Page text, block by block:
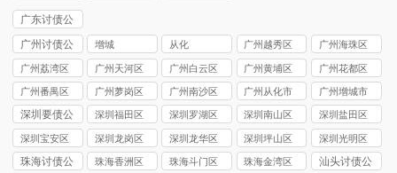
讨债公司
广东讨债公
司
广州讨债公
司
增城 从化
广州越秀区
讨债公司
广州海珠区
讨债公司
广州荔湾区
讨债公司
广州天河区
讨债公司
广州白云区
讨债公司
广州黄埔区
讨债公司
广州花都区
讨债公司
广州番禺区
讨债公司
广州萝岗区
讨债公司
广州南沙区
讨债公司
广州从化市
讨债公司
广州增城市
讨债公司
深圳要债公
司
深圳福田区
要债公司
深圳罗湖区
要债公司
深圳南山区
要债公司
深圳盐田区
要债公司
深圳宝安区
要债公司
深圳龙岗区
要债公司
深圳龙华区
要债公司
深圳坪山区
要债公司
深圳光明区
要债公司
珠海讨债公
珠海香洲区
珠海斗门区
珠海金湾区
汕头讨债公